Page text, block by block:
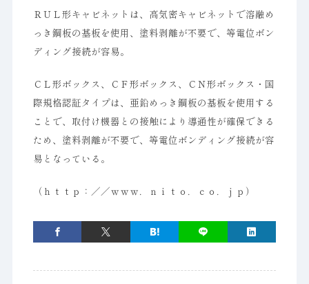
ＲＵＬ形キャビネットは、高気密キャビネットで溶融め
っき鋼板の基板を使用、塗料剥離が不要で、等電位ボン
ディング接続が容易。
ＣＬ形ボックス、ＣＦ形ボックス、ＣＮ形ボックス・国
際規格認証タイプは、亜鉛めっき鋼板の基板を使用する
ことで、取付け機器との接触により導通性が確保できる
ため、塗料剥離が不要で、等電位ボンディング接続が容
易となっている。
（ｈｔｔｐ：／／ｗｗｗ．ｎｉｔｏ．ｃｏ．ｊｐ）